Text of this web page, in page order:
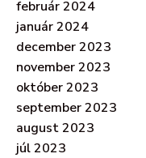
február 2024
január 2024
december 2023
november 2023
október 2023
september 2023
august 2023
júl 2023